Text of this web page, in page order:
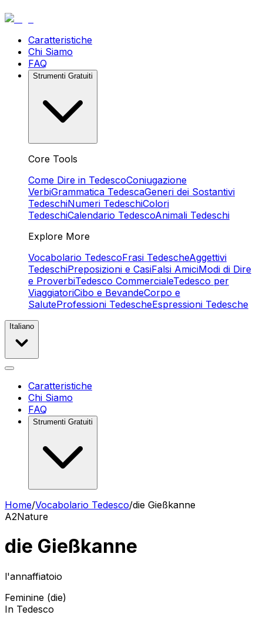
Caratteristiche
Chi Siamo
FAQ
Strumenti Gratuiti
Core Tools
Come Dire in TedescoConiugazione
VerbiGrammatica TedescaGeneri dei Sostantivi
TedeschiNumeri TedeschiColori
TedeschiCalendario TedescoAnimali Tedeschi
Explore More
Vocabolario TedescoFrasi TedescheAggettivi
TedeschiPreposizioni e CasiFalsi AmiciModi di Dire
e ProverbiTedesco CommercialeTedesco per
ViaggiatoriCibo e BevandeCorpo e
SaluteProfessioni TedescheEspressioni Tedesche
Italiano
Caratteristiche
Chi Siamo
FAQ
Strumenti Gratuiti
Home/Vocabolario Tedesco/die Gießkanne
A2Nature
die Gießkanne
l'annaffiatoio
Feminine (die)
In Tedesco